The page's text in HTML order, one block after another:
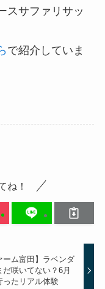
スサファリサッ
で紹介していま
ね！
ーム富田】ラベンダ
だ咲いてない？6月
ったリアル体験